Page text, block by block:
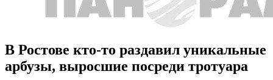
В Ростове кто-то раздавил уникальные
арбузы, выросшие посреди тротуара